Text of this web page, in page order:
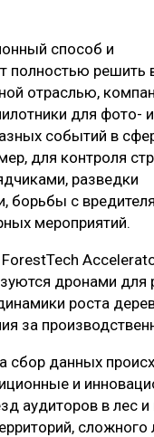
способ и
полностью решить
отраслью,
для фото- и
событий в
для контроля
разведки
борьбы с
мероприятий.
дронами
роста
за
сбор данных
и
аудиторов в лес